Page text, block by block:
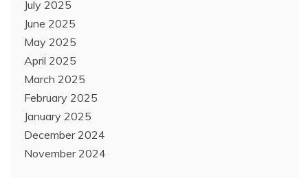
July 2025
June 2025
May 2025
April 2025
March 2025
February 2025
January 2025
December 2024
November 2024